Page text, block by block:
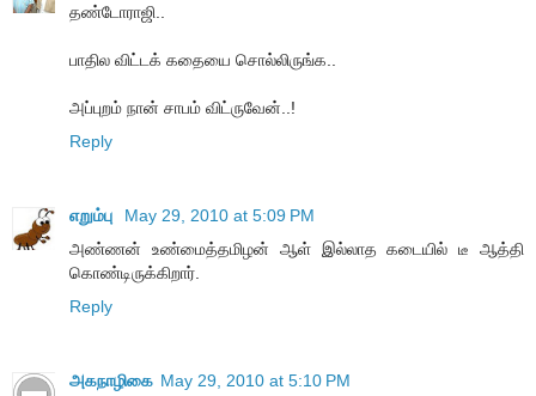
தண்டோராஜி..
பாதில விட்டக் கதையை சொல்லிருங்க..
அப்புறம் நான் சாபம் விட்ருவேன்..!
Reply
எறும்பு
May 29, 2010 at 5:09 PM
அண்ணன் உண்மைத்தமிழன் ஆள் இல்லாத கடையில் டீ ஆத்தி
கொண்டிருக்கிறார்.
Reply
அகநாழிகை May 29, 2010 at 5:10 PM